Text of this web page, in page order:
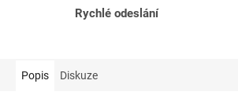
Rychlé odeslání
Popis Diskuze